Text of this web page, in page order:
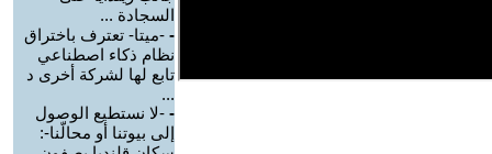
السجادة ...
- -ميتا- تعترف باختراق
نظام ذكاء اصطناعي
تابع لها لشركة أخرى د
...
- -لا نستطيع الوصول
إلى بيوتنا أو محالّنا-: